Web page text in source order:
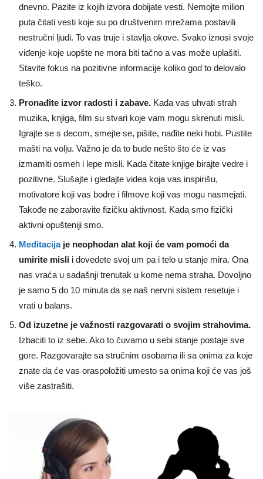
dnevno. Pazite iz kojih izvora dobijate vesti. Nemojte milion
puta čitati vesti koje su po društvenim mrežama postavili
nestručni ljudi. To vas truje i stavlja okove. Svako iznosi svoje
viđenje koje uopšte ne mora biti tačno a vas može uplašiti.
Stavite fokus na pozitivne informacije koliko god to delovalo
teško.
Pronađite izvor radosti i zabave. Kada vas uhvati strah
muzika, knjiga, film su stvari koje vam mogu skrenuti misli.
Igrajte se s decom, smejte se, pišite, nađite neki hobi. Pustite
mašti na volju. Važno je da to bude nešto što će iz vas
izmamiti osmeh i lepe misli. Kada čitate knjige birajte vedre i
pozitivne. Slušajte i gledajte videa koja vas inspirišu,
motivatore koji vas bodre i filmove koji vas mogu nasmejati.
Takođe ne zaboravite fizičku aktivnost. Kada smo fizički
aktivni opušteniji smo.
Meditacijaje neophodan alat koji će vam pomoći da
umirite misli i dovedete svoj um pa i telo u stanje mira. Ona
nas vraća u sadašnji trenutak u kome nema straha. Dovoljno
je samo 5 do 10 minuta da se naš nervni sistem resetuje i
vrati u balans.
Od izuzetne je važnosti razgovarati o svojim strahovima.
Izbaciti to iz sebe. Ako to čuvamo u sebi stanje postaje sve
gore. Razgovarajte sa stručnim osobama ili sa onima za koje
znate da će vas oraspoložiti umesto sa onima koji će vas još
više zastrašiti.